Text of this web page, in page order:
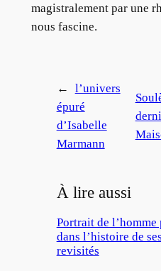
magistralement par une
nous fascine.
←
l’univers
épuré
d’Isabelle
Marmann
À lire aussi
Portrait de
dans l’histoire de
revisités